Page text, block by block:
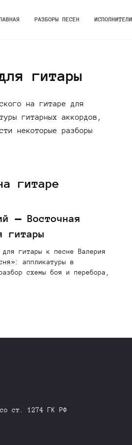
РАЗБОРЫ ПЕСЕН ИСПОЛНИТЕЛИ
гитары
на гитаре для
гитарных аккордов,
некоторые разборы
гитаре
— Восточная
гитары
для гитары к песне Валерия
аппликатуры в
схемы боя и перебора,
со ст. 1274 ГК РФ